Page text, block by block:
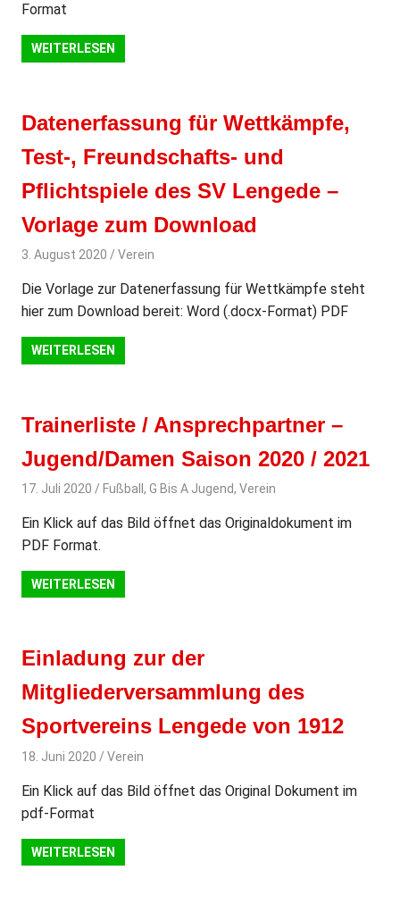
Format
WEITERLESEN
Datenerfassung für Wettkämpfe,
Test-, Freundschafts- und
Pflichtspiele des SV Lengede –
Vorlage zum Download
3. August 2020 svladmin
Verein
Die Vorlage zur Datenerfassung für Wettkämpfe steht
hier zum Download bereit: Word (.docx-Format) PDF
WEITERLESEN
Trainerliste / Ansprechpartner –
Jugend/Damen Saison 2020 / 2021
17. Juli 2020 svladmin
Fußball , G Bis A Jugend, Verein
Ein Klick auf das Bild öffnet das Originaldokument im
PDF Format.
WEITERLESEN
Einladung zur der
Mitgliederversammlung des
Sportvereins Lengede von 1912
18. Juni 2020 svladmin
Verein
Ein Klick auf das Bild öffnet das Original Dokument im
pdf-Format
WEITERLESEN